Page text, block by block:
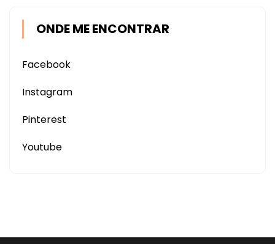
ONDE ME ENCONTRAR
Facebook
Instagram
Pinterest
Youtube